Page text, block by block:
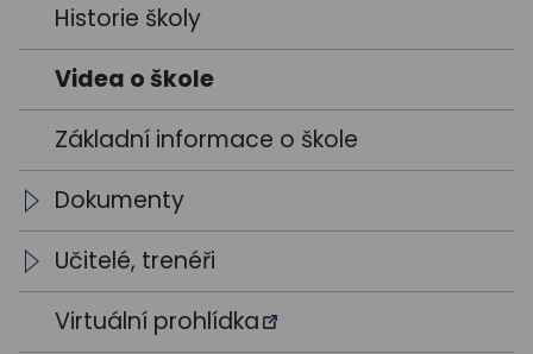
Historie školy
Videa o škole
Základní informace o škole
Dokumenty
Školní vzdělávací programy
Výroční zprávy
Učitelé, trenéři
Vedení školy
Virtuální prohlídka